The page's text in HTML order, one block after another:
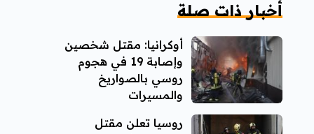
أخبار ذات صلة
أوكرانيا: مقتل شخصين
وإصابة 19 في هجوم
روسي بالصواريخ
والمسيرات
روسيا تعلن مقتل